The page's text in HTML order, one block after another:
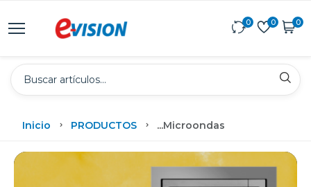
0 0 0
Inicio PRODUCTOS ...Microondas